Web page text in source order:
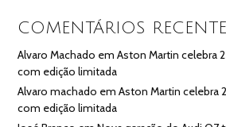
COMENTÁRIOS
Alvaro Machado emAston Martin celebra
com edição limitada
Alvaro machado emAston Martin celebra
com edição limitada